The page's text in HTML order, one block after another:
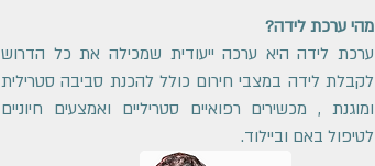
מהי ערכת לידה?
ערכת לידה היא ערכה ייעודית שמכילה את כל הדרוש
לקבלת לידה במצבי חירום כולל להכנת סביבה סטרילית
ומוגנת , מכשירים רפואיים סטריליים ואמצעים חיוניים
לטיפול באם וביילוד.